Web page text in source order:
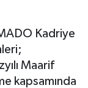
Kadriye
Maarif
kapsamında